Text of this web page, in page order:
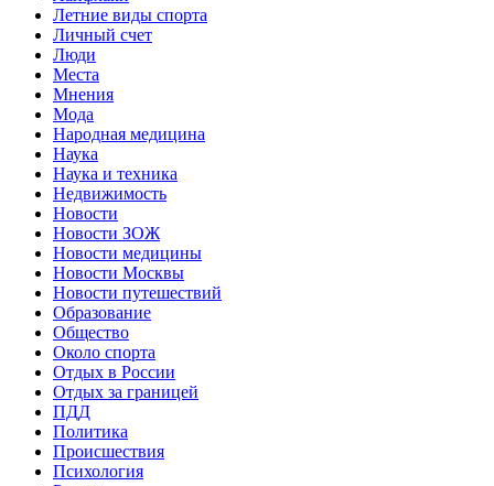
Летние виды спорта
Личный счет
Люди
Места
Мнения
Мода
Народная медицина
Наука
Наука и техника
Недвижимость
Новости
Новости ЗОЖ
Новости медицины
Новости Москвы
Новости путешествий
Образование
Общество
Около спорта
Отдых в России
Отдых за границей
ПДД
Политика
Происшествия
Психология